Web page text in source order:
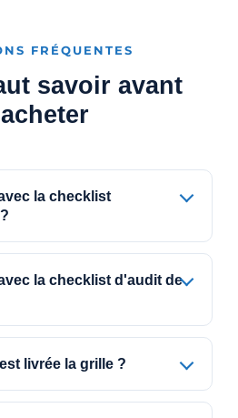
FRÉQUENTES
savoir avant
la checklist
la checklist d'audit de
livrée la grille ?